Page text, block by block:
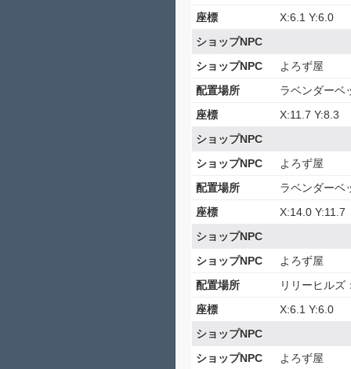
座標
X:6.1 Y:6.0
ショップNPC
ショップNPC
よろず屋
配置場所
ラベンダーベ
座標
X:11.7 Y:8.3
ショップNPC
ショップNPC
よろず屋
配置場所
ラベンダーベ
座標
X:14.0 Y:11.7
ショップNPC
ショップNPC
よろず屋
配置場所
リリーヒルズ
座標
X:6.1 Y:6.0
ショップNPC
ショップNPC
よろず屋